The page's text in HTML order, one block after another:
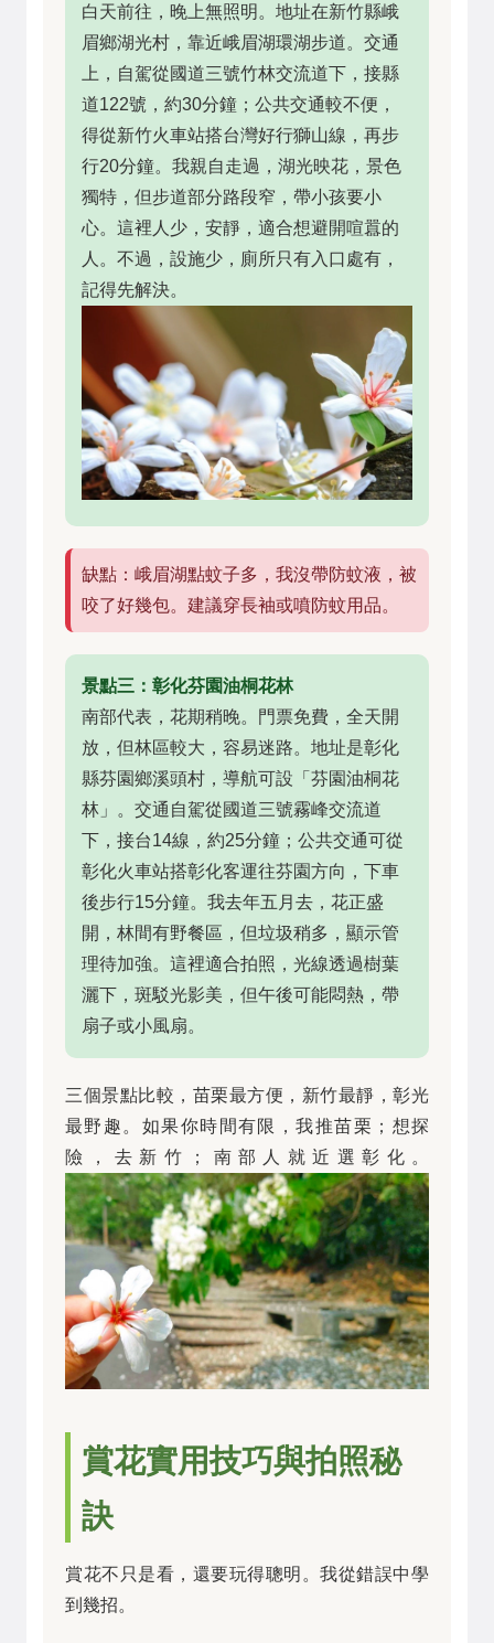
白天前往，晚上無照明。地址在新竹縣峨
眉鄉湖光村，靠近峨眉湖環湖步道。交通
上，自駕從國道三號竹林交流道下，接縣
道122號，約30分鐘；公共交通較不便，
得從新竹火車站搭台灣好行獅山線，再步
行20分鐘。我親自走過，湖光映花，景色
獨特，但步道部分路段窄，帶小孩要小
心。這裡人少，安靜，適合想避開喧囂的
人。不過，設施少，廁所只有入口處有，
記得先解決。
缺點：峨眉湖點蚊子多，我沒帶防蚊液，被
咬了好幾包。建議穿長袖或噴防蚊用品。
景點三：彰化芬園油桐花林
南部代表，花期稍晚。門票免費，全天開
放，但林區較大，容易迷路。地址是彰化
縣芬園鄉溪頭村，導航可設「芬園油桐花
林」。交通自駕從國道三號霧峰交流道
下，接台14線，約25分鐘；公共交通可從
彰化火車站搭彰化客運往芬園方向，下車
後步行15分鐘。我去年五月去，花正盛
開，林間有野餐區，但垃圾稍多，顯示管
理待加強。這裡適合拍照，光線透過樹葉
灑下，斑駁光影美，但午後可能悶熱，帶
扇子或小風扇。
三個景點比較，苗栗最方便，新竹最靜，彰光
最野趣。如果你時間有限，我推苗栗；想探
險，去新竹；南部人就近選彰化。
賞花實用技巧與拍照秘
訣
賞花不只是看，還要玩得聰明。我從錯誤中學
到幾招。